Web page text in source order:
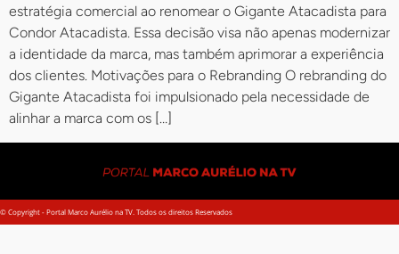
estratégia comercial ao renomear o Gigante Atacadista para
Condor Atacadista. Essa decisão visa não apenas modernizar
a identidade da marca, mas também aprimorar a experiência
dos clientes. Motivações para o Rebranding O rebranding do
Gigante Atacadista foi impulsionado pela necessidade de
alinhar a marca com os […]
© Copyright - Portal Marco Aurélio na TV. Todos os direitos Reservados